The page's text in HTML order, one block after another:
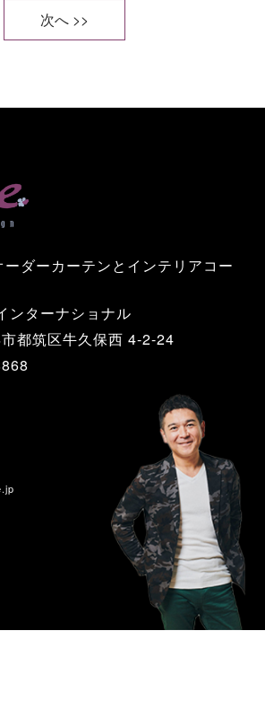
次へ >>
ーダーカーテンとインテリアコー
ンターナショナル
都筑区牛久保西 4-2-24